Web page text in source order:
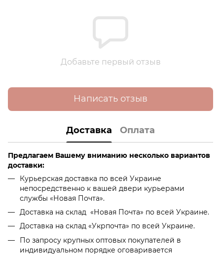
Добавьте первый отзыв
Написать отзыв
Доставка Оплата
Предлагаем Вашему вниманию несколько вариантов
доставки:
Курьерская доставка по всей Украине
непосредственно к вашей двери курьерами
службы «Новая Почта».
Доставка на склад «Новая Почта» по всей Украине.
Доставка на склад «Укрпочта» по всей Украине.
По запросу крупных оптовых покупателей в
индивидуальном порядке оговаривается